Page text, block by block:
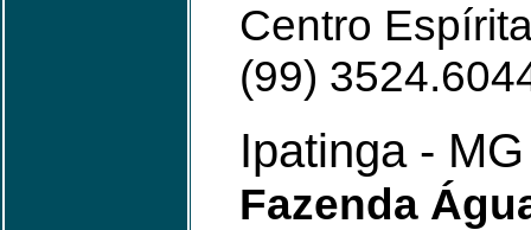
Centro
(99)
Ipatinga - MG
Fazenda